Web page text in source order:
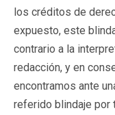
los créditos de
expuesto, este
contrario a la
redacción, y en
encontramos ante
referido blindaje por